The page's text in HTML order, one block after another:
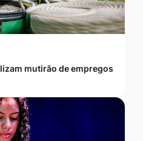
mutirão de empregos